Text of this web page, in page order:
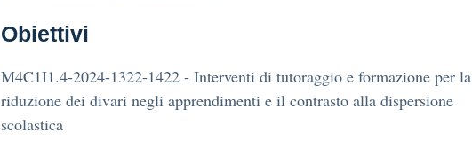
Obiettivi
M4C1I1.4-2024-1322-1422 - Interventi di tutoraggio e formazione per la
riduzione dei divari negli apprendimenti e il contrasto alla dispersione
scolastica